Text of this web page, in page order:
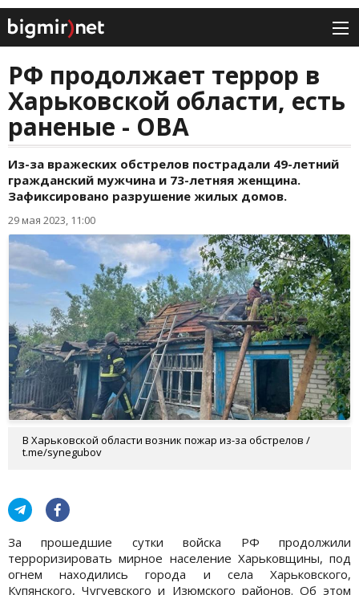
РФ продолжает террор в
Харьковской области, есть
раненые - ОВА
Из-за вражеских обстрелов пострадали 49-летний
гражданский мужчина и 73-летняя женщина.
Зафиксировано разрушение жилых домов.
29 мая 2023, 11:00
В Харьковской области возник пожар из-за обстрелов /
t.me/synegubov
За прошедшие сутки войска РФ продолжили
терроризировать мирное население Харьковщины, под
огнем находились города и села Харьковского,
Купянского, Чугуевского и Изюмского районов. Об этом